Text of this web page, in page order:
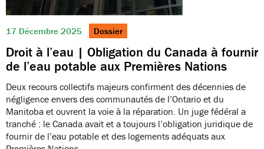
17 Décembre 2025 Dossier
Droit à l’eau | Obligation du Canada à fournir
de l’eau potable aux Premières Nations
Deux recours collectifs majeurs confirment des décennies de
négligence envers des communautés de l’Ontario et du
Manitoba et ouvrent la voie à la réparation. Un juge fédéral a
tranché : le Canada avait et a toujours l’obligation juridique de
fournir de l’eau potable et des logements adéquats aux